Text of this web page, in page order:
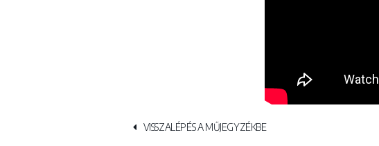
VISSZALÉPÉS A MŰJEGYZÉKBE